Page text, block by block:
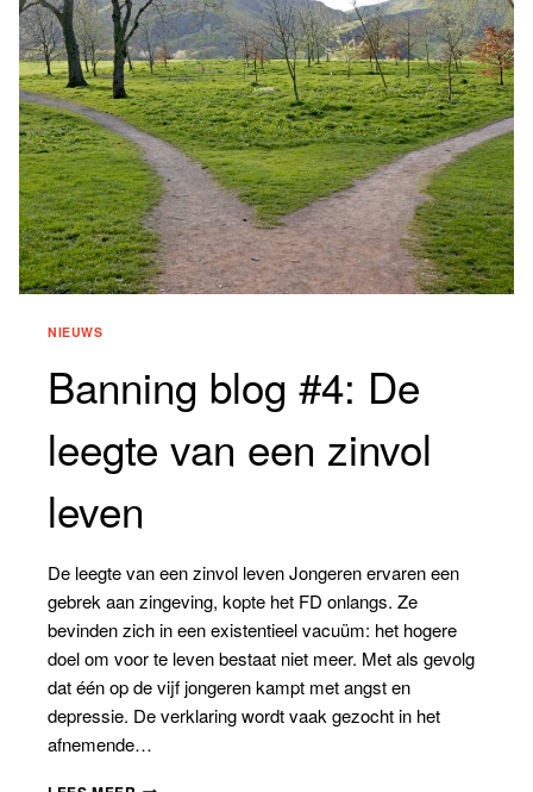
NIEUWS
Banning blog #4: De
leegte van een zinvol
leven
De leegte van een zinvol leven Jongeren ervaren een
gebrek aan zingeving, kopte het FD onlangs. Ze
bevinden zich in een existentieel vacuüm: het hogere
doel om voor te leven bestaat niet meer. Met als gevolg
dat één op de vijf jongeren kampt met angst en
depressie. De verklaring wordt vaak gezocht in het
afnemende…
BANNING